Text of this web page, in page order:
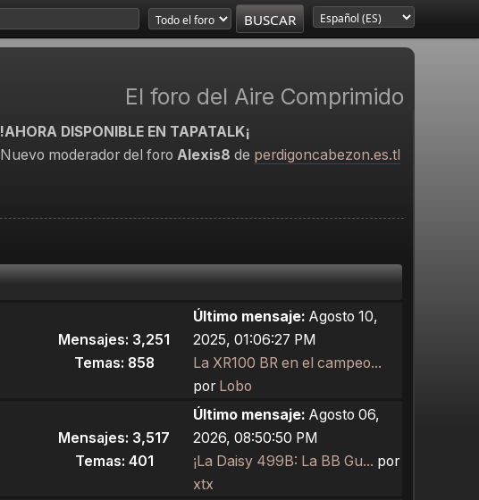
El foro del Aire Comprimido
!AHORA DISPONIBLE EN TAPATALK¡
Nuevo moderador del foro Alexis8 de perdigoncabezon.es.tl
Mensajes: 3,251
Temas: 858
Último mensaje: Agosto 10,
2025, 01:06:27 PM
La XR100 BR en el campeo...
por Lobo
Mensajes: 3,517
Temas: 401
Último mensaje: Agosto 06,
2026, 08:50:50 PM
¡La Daisy 499B: La BB Gu... por
xtx